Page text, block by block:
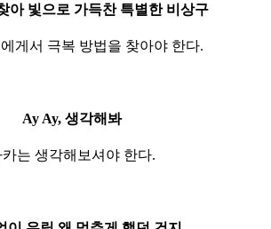
아 빛으로 가득찬 특별한 비상구
게서 극복 방법을 찾아야 한다.
Ay Ay, 생각해봐
카는 생각해보셔야 한다.